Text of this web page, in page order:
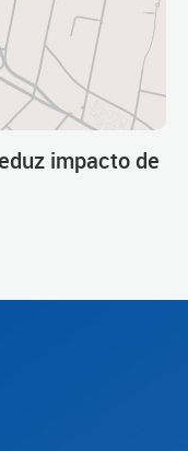
impacto de